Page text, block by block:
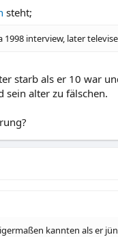
steht;
interview, later
starb als er 10 war
alter zu fälschen.
kannten als er